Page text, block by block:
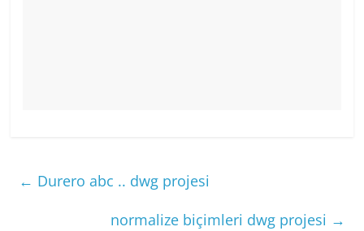
← Durero abc .. dwg projesi
normalize biçimleri dwg projesi →